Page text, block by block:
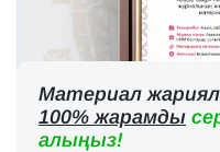
Материал
100% жарамды
алыңыз!